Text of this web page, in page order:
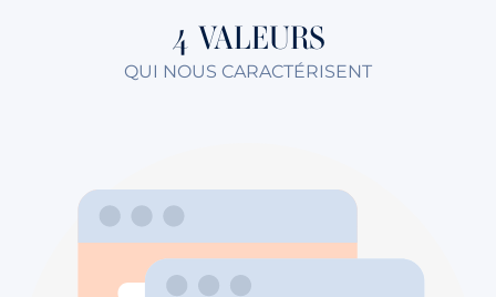
4 VALEURS
QUI NOUS CARACTÉRISENT